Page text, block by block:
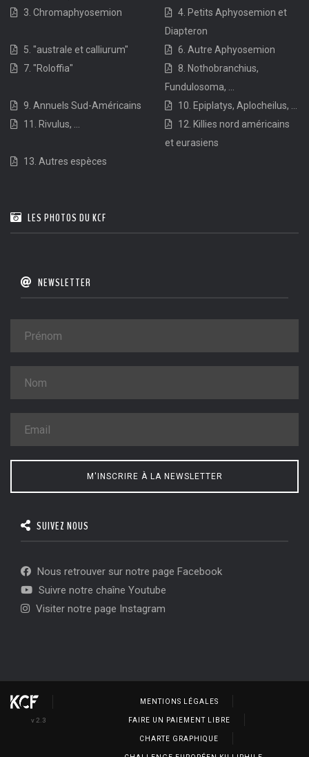
3. Chromaphyosemion
4. Petits Aphyosemion et
Diapteron
5. "australe et calliurum"
6. Autre Aphyosemion
7. "Roloffia"
8. Nothobranchius,
Fundulosoma, ...
9. Annuels Sud-Américains
10. Epiplatys, Aplocheilus, ...
11. Rivulus, ...
12. Killies nord américains
et eurasiens
13. Autres espèces
LES PHOTOS DU KCF
NEWSLETTER
M'INSCRIRE À LA NEWSLETTER
SUIVEZ NOUS
Nous retrouver sur notre page Facebook
Suivre notre chaîne Youtube
Visiter notre page Instagram
v 2.3
MENTIONS LÉGALES
FAIRE UN PAIEMENT LIBRE
CHARTE GRAPHIQUE